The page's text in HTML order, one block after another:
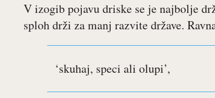
V izogib pojavu driske se je najbolje
sploh drži za manj razvite države.
‘skuhaj, speci ali olupi’,